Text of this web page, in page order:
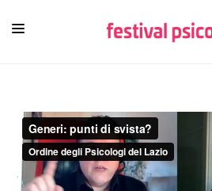
CHI SIAMO
NEWSLETTER
CONTENUTI